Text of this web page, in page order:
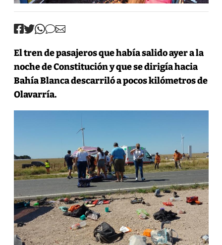
El tren de pasajeros que había salido ayer a la
noche de Constitución y que se dirigía hacia
Bahía Blanca descarriló a pocos kilómetros de
Olavarría.